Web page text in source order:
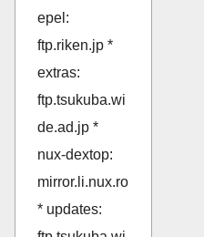
epel:
ftp.riken.jp *
extras:
ftp.tsukuba.wi
de.ad.jp *
nux-dextop:
mirror.li.nux.ro
* updates: